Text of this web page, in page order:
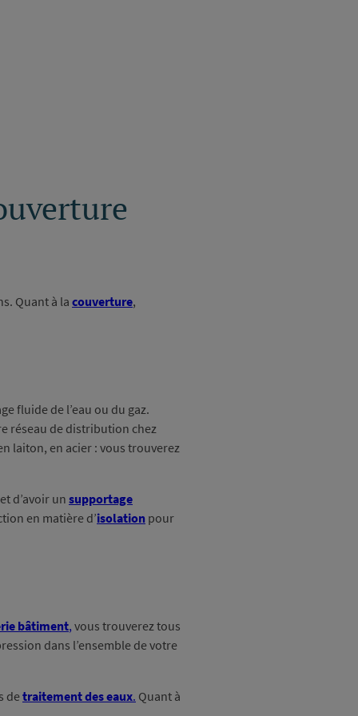
Quant à la couverture,
fluide de l’eau ou du gaz.
réseau de distribution chez
laiton, en acier : vous trouverez
d’avoir un supportage
en matière d’isolation pour
bâtiment, vous trouverez tous
dans l’ensemble de votre
detraitement des eaux. Quant à